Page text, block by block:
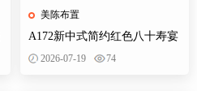
美陈布置
A172新中式简约红色八十寿宴
生日宴舞台迎宾区背景布置
2026-07-19 74